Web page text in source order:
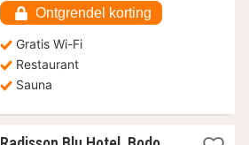
129,16
€
Ontgrendel korting
Gratis Wi-Fi
Restaurant
Sauna